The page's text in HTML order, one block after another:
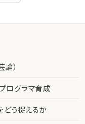
）
ログラマ育成
どう捉えるか